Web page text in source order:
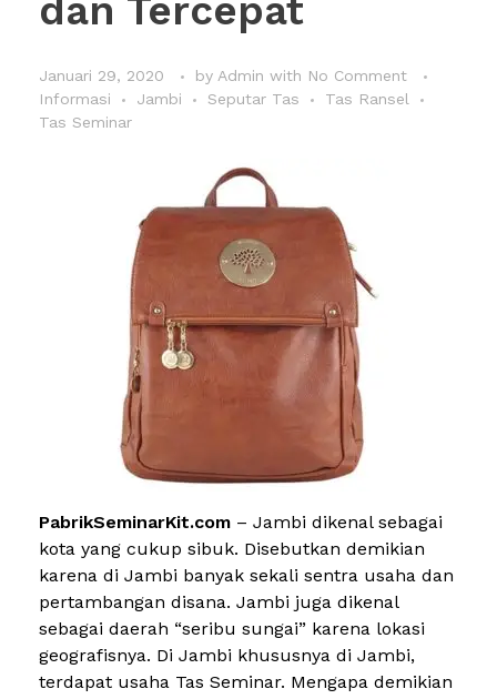
dan Tercepat
Januari 29, 2020 by Admin with No Comment
Informasi
Jambi Seputar Tas
Tas Ransel
Tas Seminar
PabrikSeminarKit.com – Jambi dikenal sebagai
kota yang cukup sibuk. Disebutkan demikian
karena di Jambi banyak sekali sentra usaha dan
pertambangan disana. Jambi juga dikenal
sebagai daerah “seribu sungai” karena lokasi
geografisnya. Di Jambi khususnya di Jambi,
terdapat usaha Tas Seminar. Mengapa demikian